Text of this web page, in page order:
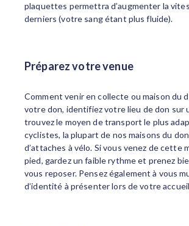
plaquettes permettra d’augmenter la
derniers (votre sang étant plus fluide).
Préparez votre venue
Comment venir en collecte ou maison du
votre don, identifiez votre lieu de don sur
trouvez le moyen de transport le plus
cyclistes, la plupart de nos maisons du
d’attaches à vélo. Si vous venez de cette
pied, gardez un faible rythme et prenez
vous reposer. Pensez également à vous
d’identité à présenter lors de votre